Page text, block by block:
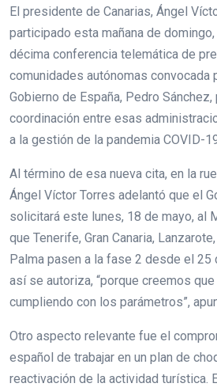
El presidente de Canarias, Ángel
participado esta mañana de
décima conferencia telemática de
comunidades autónomas convocada
Gobierno de España, Pedro Sánchez,
coordinación entre esas
a la gestión de la pandemia COVID-
Al término de esa nueva cita, en la
Ángel Víctor Torres adelantó que el
solicitará este lunes, 18 de mayo, al
que Tenerife, Gran Canaria,
Palma pasen a la fase 2 desde el 25
así se autoriza, “porque creemos
cumpliendo con los parámetros”,
Otro aspecto relevante fue el
español de trabajar en un plan de
reactivación de la actividad turística.